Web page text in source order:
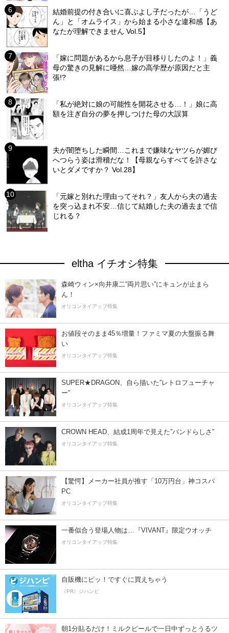
結婚前提の付き合いに喜ぶよし子だったが…「うど
ん」と「オムライス」から始まる小さな違和感【あ
なたが理解できません Vol.5】
「嫁に問題があるから息子が目移りしたのよ！」義
母の驚きの見解に唖然…嫁の高学歴が原因だと主
張!?
「私が絶対に娘の可能性を開花させる…！」娘に高
額を注ぎ自分の夢を押しつけた母の大誤算
夫が闇堕ちした瞬間…これまで嫌味なヤツらが媚び
へつらう姿は滑稽だな！【母親ならすべてを許さな
いとダメですか？ Vol.28】
「元嫁と別れた理由ってそれ？」友人から夫の過去
を突っ込まれ不安…信じて結婚した夫の過去まで信
じれる？
eltha イチオシ特集
森崎ウィン×向井康二“両片思い”にキュンが止まら
ん！
オリコンタイアップ特集
お値段そのまま45％増量！ファミマ夏の大盤振る舞
い
オリコンタイアップ特集
SUPER★DRAGON、自ら描いた”レトロフューチャ
ー”
オリコンタイアップ特集
CROWN HEAD、結成1周年で見えた”バンドらしさ”
オリコンタイアップ特集
【驚愕】メーカー社員が推す「10万円台」神コスパ
PC
オリコンタイアップ特集
一番似合う登場人物は…『VIVANT』限定ウオッチ
オリコンタイアップ特集
自販機にピッ！ですぐに買えちゃう
（PR）ジハンピ
朝1分貼るだけ！ミルクピールで一日中ずっとうるツ